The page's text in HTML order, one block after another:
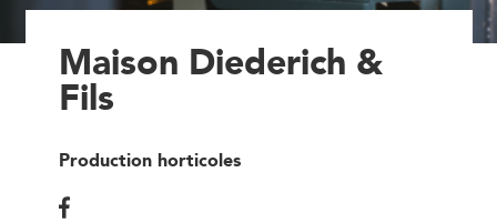
Maison Diederich &
Fils
Production horticoles